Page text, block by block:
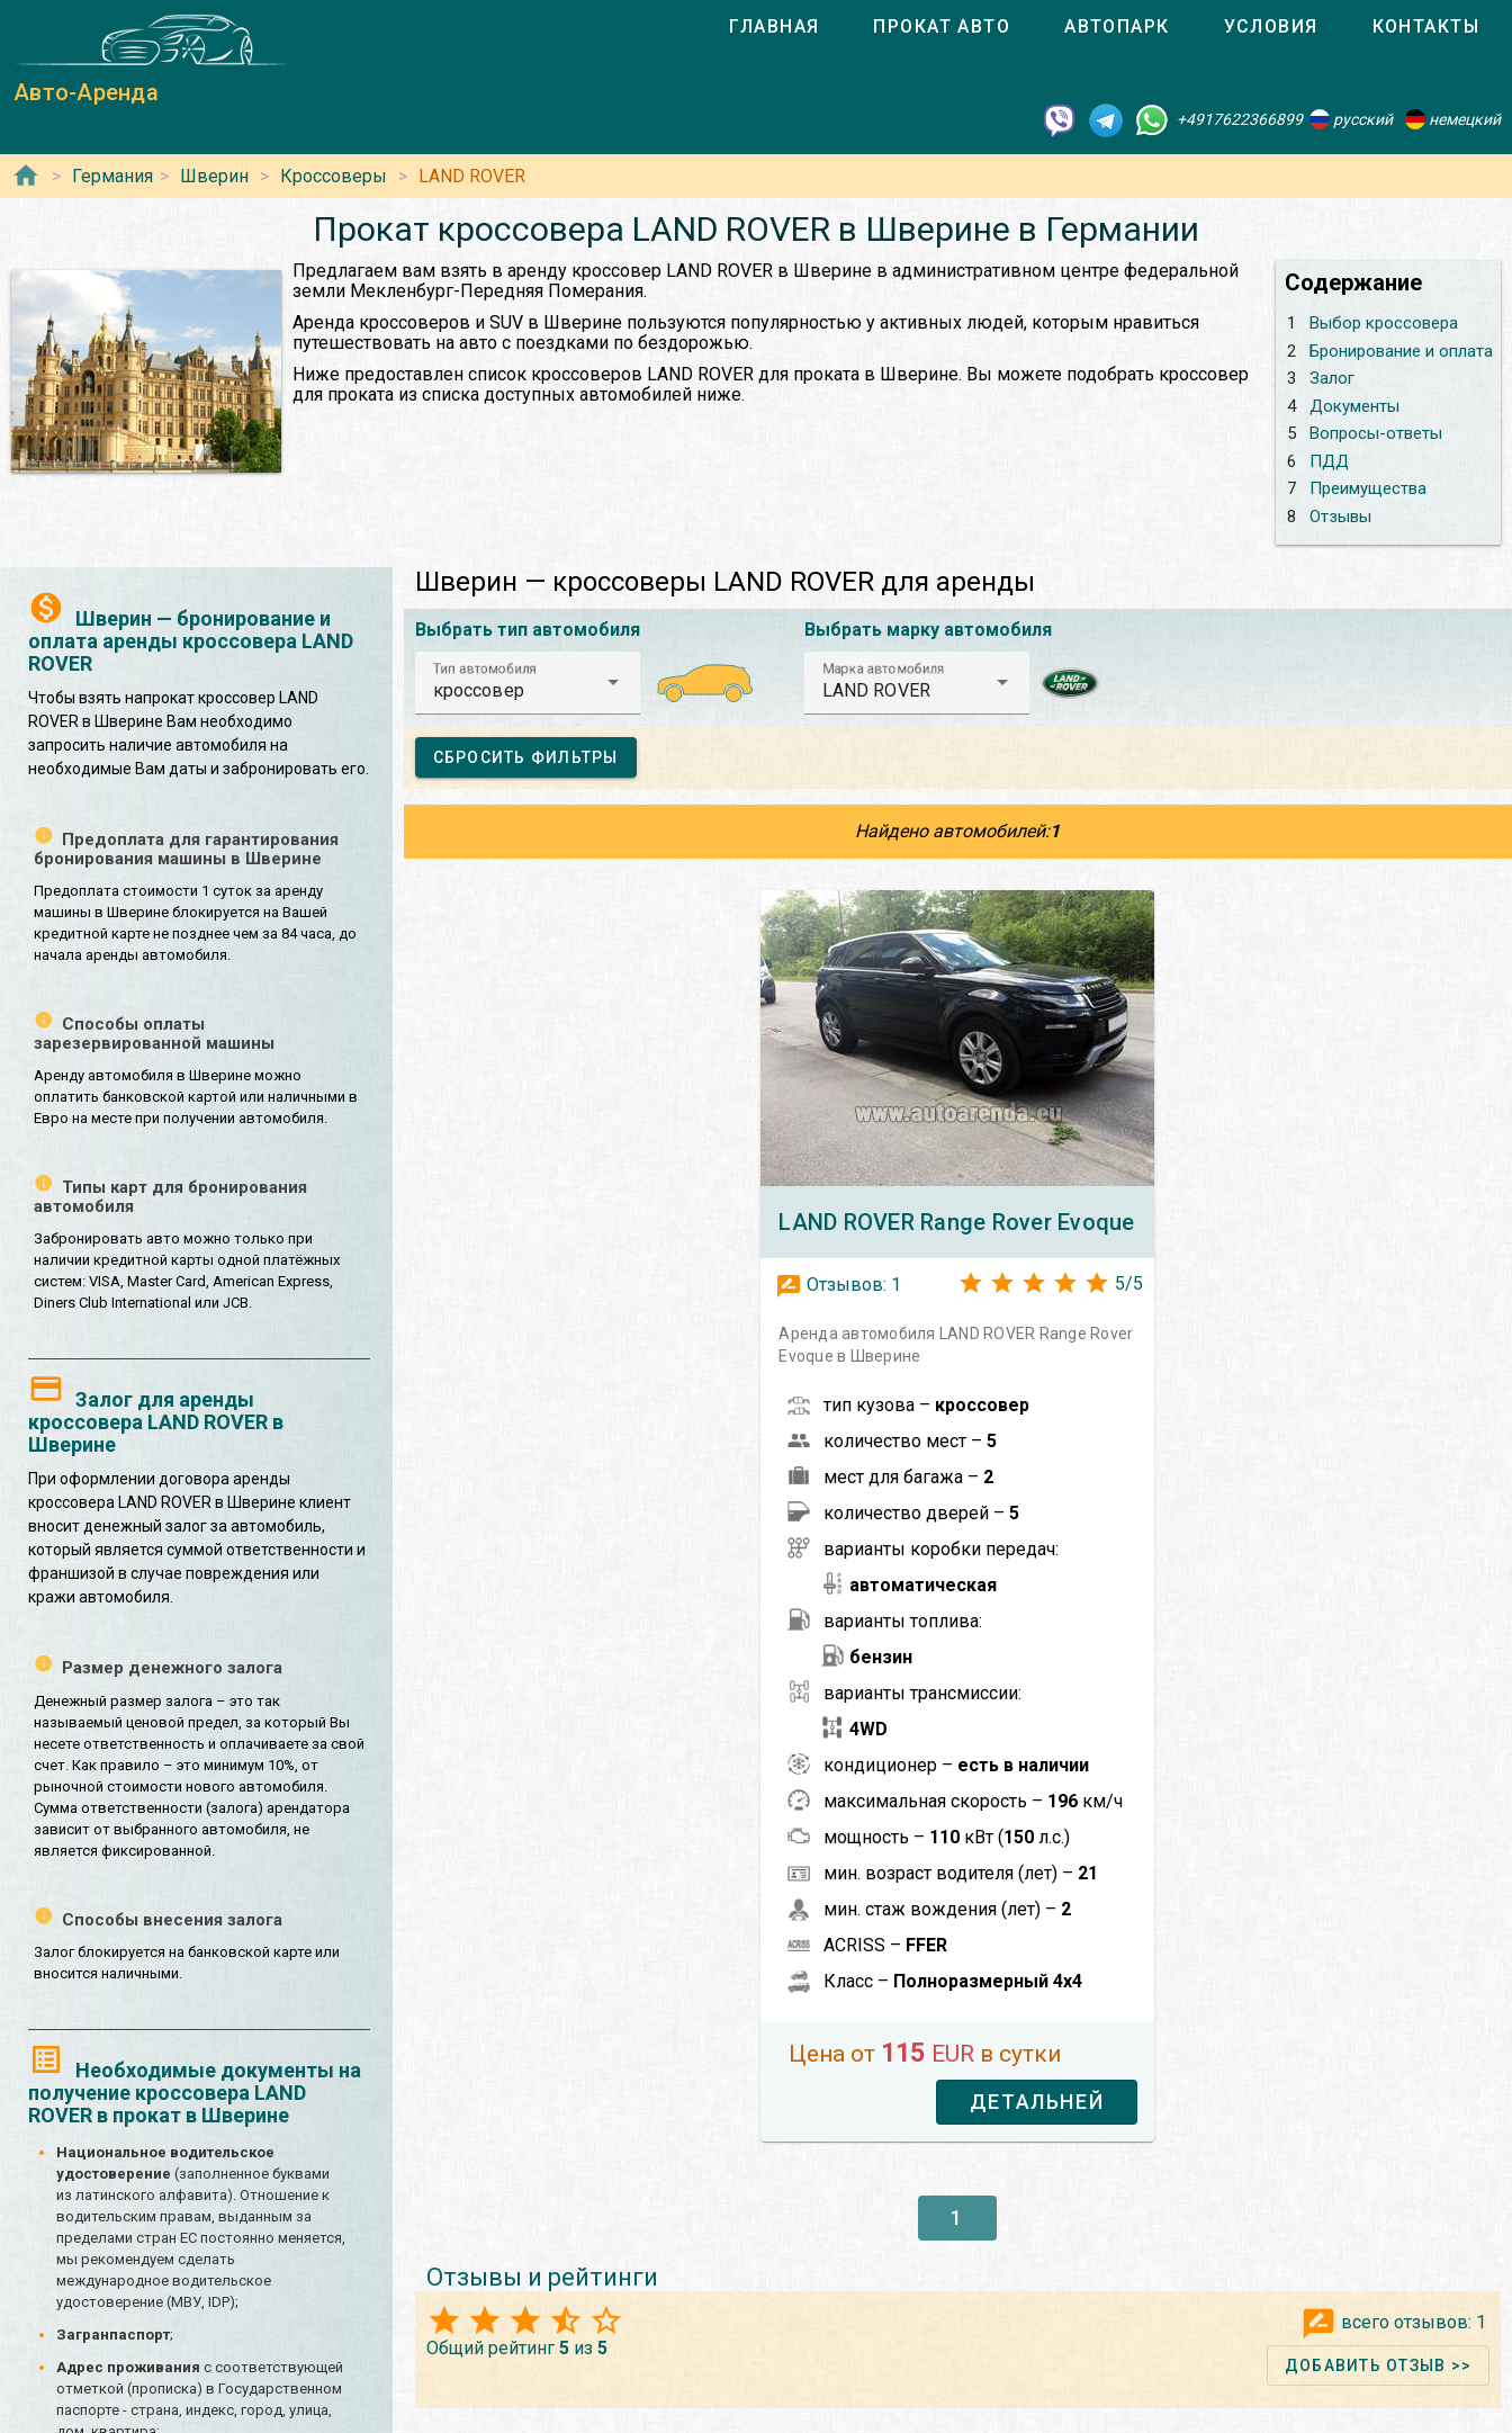
Авто-Аренда
ГЛАВНАЯ ПРОКАТ АВТО АВТОПАРК УСЛОВИЯ КОНТАКТЫ
+4917622366899 русский немецкий
Германия Шверин Кроссоверы LAND ROVER
Прокат кроссовера LAND ROVER в Шверине в Германии
Содержание
1
Выбор кроссовера
2
Бронирование и оплата
3
Залог
4
Документы
5
Вопросы-ответы
6
ПДД
7
Преимущества
8
Отзывы
Предлагаем вам взять в аренду кроссовер LAND ROVER в Шверине в административном центре федеральной
земли Мекленбург-Передняя Померания.
Аренда кроссоверов и SUV в Шверине пользуются популярностью у активных людей, которым нравиться
путешествовать на авто с поездками по бездорожью.
Ниже предоставлен список кроссоверов LAND ROVER для проката в Шверине. Вы можете подобрать кроссовер
для проката из списка доступных автомобилей ниже.
Шверин — бронирование и
оплата аренды кроссовера LAND
ROVER
Чтобы взять напрокат кроссовер LAND
ROVER в Шверине Вам необходимо
запросить наличие автомобиля на
необходимые Вам даты и забронировать его.
Предоплата для гарантирования
бронирования машины в Шверине
Предоплата стоимости 1 суток за аренду
машины в Шверине блокируется на Вашей
кредитной карте не позднее чем за 84 часа, до
начала аренды автомобиля.
Способы оплаты
зарезервированной машины
Аренду автомобиля в Шверине можно
оплатить банковской картой или наличными в
Евро на месте при получении автомобиля.
Типы карт для бронирования
автомобиля
Забронировать авто можно только при
наличии кредитной карты одной платёжных
систем: VISA, Master Card, American Express,
Diners Club International или JCB.
Залог для аренды
кроссовера LAND ROVER в
Шверине
При оформлении договора аренды
кроссовера LAND ROVER в Шверине клиент
вносит денежный залог за автомобиль,
который является суммой ответственности и
франшизой в случае повреждения или
кражи автомобиля.
Размер денежного залога
Денежный размер залога – это так
называемый ценовой предел, за который Вы
несете ответственность и оплачиваете за свой
счет. Как правило – это минимум 10%, от
рыночной стоимости нового автомобиля.
Сумма ответственности (залога) арендатора
зависит от выбранного автомобиля, не
является фиксированной.
Способы внесения залога
Залог блокируется на банковской карте или
вносится наличными.
Необходимые документы на
получение кроссовера LAND
ROVER в прокат в Шверине
Национальное водительское
удостоверение (заполненное буквами
из латинского алфавита). Отношение к
водительским правам, выданным за
пределами стран ЕС постоянно меняется,
мы рекомендуем сделать
международное водительское
удостоверение (МВУ, IDP);
Загранпаспорт;
Адрес проживания с соответствующей
отметкой (прописка) в Государственном
паспорте - страна, индекс, город, улица,
Шверин — кроссоверы LAND ROVER для аренды
Выбрать тип автомобиля
Тип автомобиля
кроссовер
Выбрать марку автомобиля
Марка автомобиля
LAND ROVER
СБРОСИТЬ ФИЛЬТРЫ
Найдено автомобилей:1
LAND ROVER Range Rover Evoque
Отзывов: 1 5/5
Аренда автомобиля LAND ROVER Range Rover
Evoque в Шверине
тип кузова – кроссовер
количество мест –5
мест для багажа – 2
количество дверей –5
варианты коробки передач:
автоматическая
варианты топлива:
бензин
варианты трансмиссии:
4WD
кондиционер – есть в наличии
максимальная скорость – 196 км/ч
мощность – 110 кВт (150 л.с.)
мин. возраст водителя (лет) – 21
мин. стаж вождения (лет) – 2
ACRISS – FFER
Класс – Полноразмерный 4x4
Цена от 115 EUR в сутки
ДЕТАЛЬНЕЙ
1
Отзывы и рейтинги
Общий рейтинг 5из 5
всего отзывов: 1
ДОБАВИТЬ ОТЗЫВ >>